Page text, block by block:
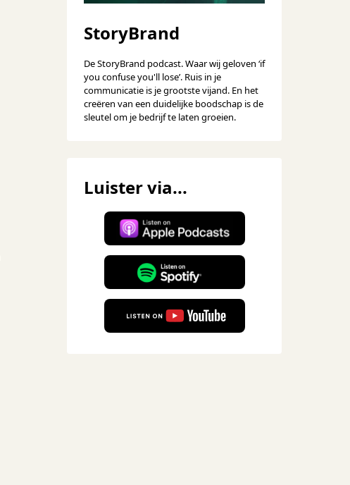
StoryBrand
De StoryBrand podcast. Waar wij geloven ‘if
you confuse you'll lose’. Ruis in je
communicatie is je grootste vijand. En het
creëren van een duidelijke boodschap is de
sleutel om je bedrijf te laten groeien.
Luister via...